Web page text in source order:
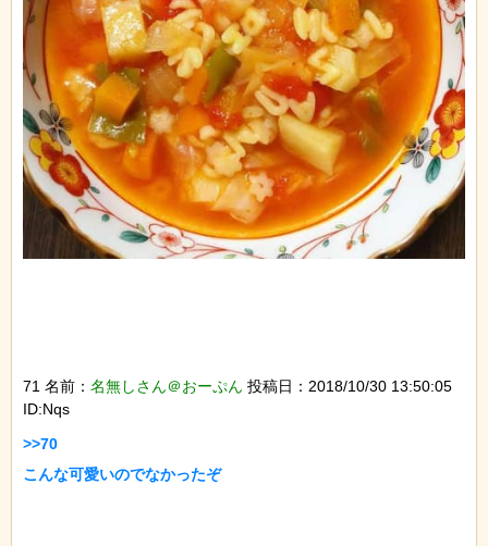
71 名前： 名無しさん＠おーぷん 投稿日：2018/10/30 13:50:05
ID:Nqs
>>70
こんな可愛いのでなかったぞ